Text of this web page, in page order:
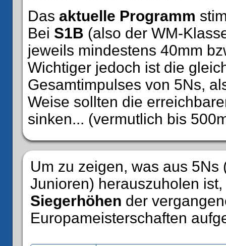
Das aktuelle Programm
Bei S1B (also der WM-
jeweils mindestens 40mm
Wichtiger jedoch ist die
Gesamtimpulses von 5Ns,
Weise sollten die
sinken... (vermutlich bis
Um zu zeigen, was aus
Junioren) herauszuholen
Siegerhöhen der
Europameisterschaften